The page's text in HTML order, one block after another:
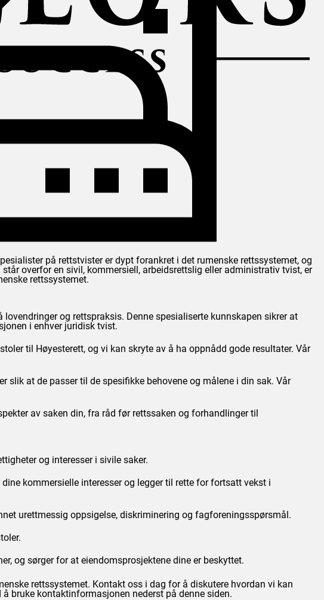
på rettstvister er dypt forankret i det rumenske rettssystemet, og
overfor en sivil, kommersiell, arbeidsrettslig eller administrativ tvist, er
rettssystemet.
og rettspraksis. Denne spesialiserte kunnskapen sikrer at
i enhver juridisk tvist.
til Høyesterett, og vi kan skryte av å ha oppnådd gode resultater. Vår
at de passer til de spesifikke behovene og målene i din sak. Vår
av saken din, fra råd før rettssaken og forhandlinger til
og interesser i sivile saker.
kommersielle interesser og legger til rette for fortsatt vekst i
urettmessig oppsigelse, diskriminering og fagforeningsspørsmål.
og sørger for at eiendomsprosjektene dine er beskyttet.
rettssystemet. Kontakt oss i dag for å diskutere hvordan vi kan
bruke kontaktinformasjonen nederst på denne siden.